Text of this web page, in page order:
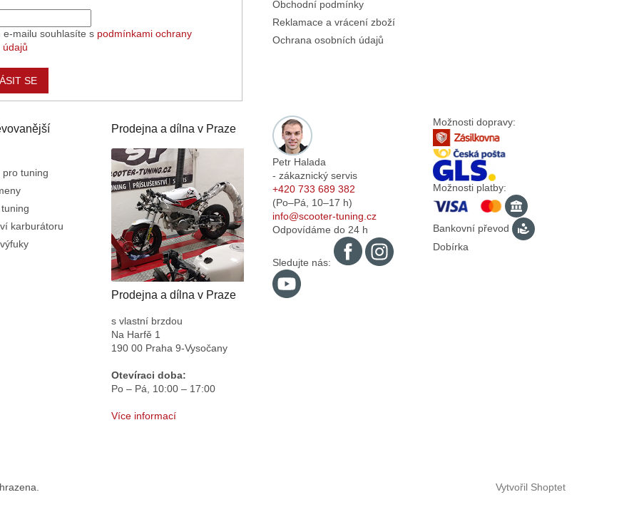
e-mailu souhlasíte s podmínkami ochrany
údajů
SE
Obchodní podmínky
Reklamace a vrácení zboží
Ochrana osobních údajů
pro tuning
karburátoru
Prodejna a dílna v Praze
Prodejna a dílna v Praze
s vlastní brzdou
Na Harfě 1
190 00 Praha 9-Vysočany
Otevíraci doba:
Po – Pá, 10:00 – 17:00
Více informací
Petr Halada
- zákaznický servis
+420 733 689 382
(Po–Pá, 10–17 h)
info@scooter-tuning.cz
Odpovídáme do 24 h
Sledujte nás:
Možnosti dopravy:
Možnosti platby:
Bankovní převod
Dobírka
Vytvořil Shoptet